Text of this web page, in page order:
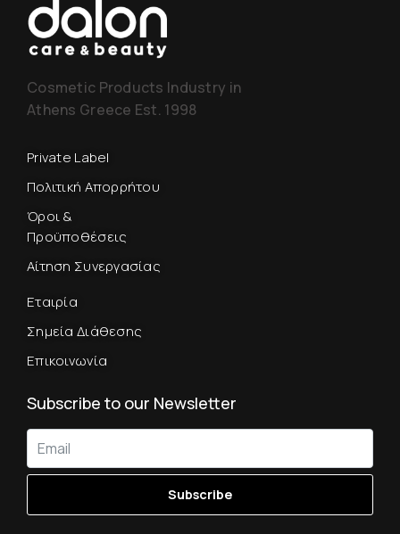
Cosmetic Products Industry in
Athens Greece Est. 1998
Private Label
Πολιτική Απορρήτου
Όροι &
Προϋποθέσεις
Αίτηση Συνεργασίας
Εταιρία
Σημεία Διάθεσης
Επικοινωνία
Subscribe to our Newsletter
Subscribe